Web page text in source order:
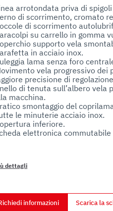
arrotondata priva di
di scorrimento, cromato
di scorrimento
su carrello in gomma
supporto vela
in acciaio inox.
lama senza foro
vela progressivo
precisione di
di tenuta sull’albero vela
macchina.
smontaggio del
le minuterie acciaio inox.
inferiore.
elettronica
con vaschetta inferiore
alluminio.
valigetta utensili.
dettagli
informazioni Scarica la